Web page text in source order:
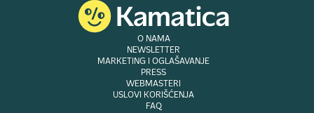
O NAMA
NEWSLETTER
MARKETING I OGLAŠAVANJE
PRESS
WEBMASTERI
USLOVI KORIŠĆENJA
FAQ